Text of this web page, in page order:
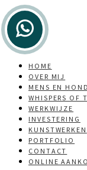
HOME
OVER MIJ
MENS EN
WHISPERS OF
WERKWIJZE
INVESTERING
KUNSTWERKEN
PORTFOLIO
CONTACT
ONLINE